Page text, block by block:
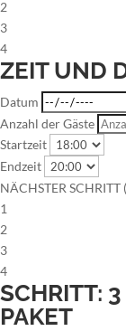
2
3
4
ZEIT UND
Datum
Anzahl der Gäste
Startzeit
Endzeit
NÄCHSTER SCHRITT
1
2
3
4
SCHRITT:
PAKET